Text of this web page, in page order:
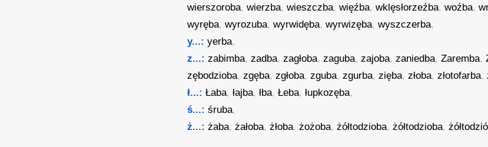
wierszoroba,wierzba,wieszczba,więźba,wklęsłorzeźba,woźba,
wyręba,wyrozuba,wyrwidęba,wyrwizęba,wyszczerba,
y...: yerba,
z...: zabimba,zadba,zagłoba,zaguba,zajoba,zaniedba,Zaremba,
zębodzioba,zgęba,zgłoba,zguba,zgurba,zięba,złoba,złotofarba,
ł...: Łaba,łajba,łba,Łeba,łupkozęba,
ś...: śruba,
ż...: żaba,żałoba,żłoba,żożoba,żółtodzioba,żółtodzioba,